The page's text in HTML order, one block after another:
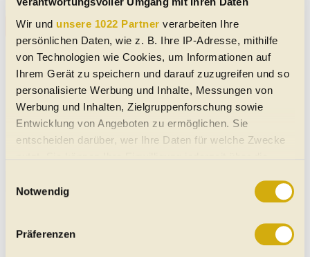
Wir und unsere 1022 Partner verarbeiten Ihre
persönlichen Daten, wie z. B. Ihre IP-Adresse, mithilfe
von Technologien wie Cookies, um Informationen auf
Ihrem Gerät zu speichern und darauf zuzugreifen und so
personalisierte Werbung und Inhalte, Messungen von
Werbung und Inhalten, Zielgruppenforschung sowie
Entwicklung von Angeboten zu ermöglichen. Sie
entscheiden darüber, wer Ihre Daten für welche Zwecke
Trigger Symbol ändern oder widerrufen
Informationen über Ihre geografische Lage erfassen,
Notwendig
Präferenzen
Alle Mercedes A 210 Gebrauchtwagen-Angebote
Immer sofort auf neue,
passende Angebote
hingewiesen werden, denn die
besten Angebote sind
bekanntlich am schnellsten
weg!
Such-
Agent
starten
Mercedes A-Klasse (1997-2004):
Der legendäre Elchtest-Benz wird auch